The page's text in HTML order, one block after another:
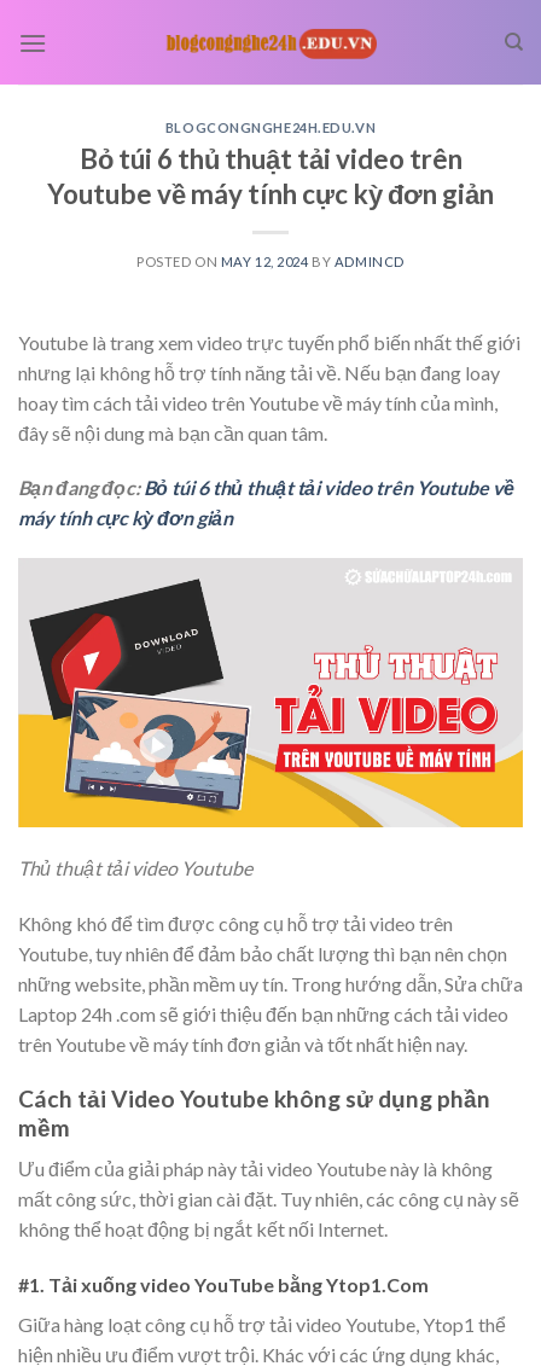
BLOGCONGNGHE24H.EDU.VN
Bỏ túi 6 thủ thuật tải video trên
Youtube về máy tính cực kỳ đơn giản
POSTED ON MAY 12, 2024 BY ADMINCD
Youtube là trang xem video trực tuyến phổ biến nhất thế giới
nhưng lại không hỗ trợ tính năng tải về. Nếu bạn đang loay
hoay tìm cách tải video trên Youtube về máy tính của mình,
đây sẽ nội dung mà bạn cần quan tâm.
Bạn đang đọc:Bỏ túi 6 thủ thuật tải video trên Youtube về
máy tính cực kỳ đơn giản
Thủ thuật tải video Youtube
Không khó để tìm được công cụ hỗ trợ tải video trên
Youtube, tuy nhiên để đảm bảo chất lượng thì bạn nên chọn
những website, phần mềm uy tín. Trong hướng dẫn, Sửa chữa
Laptop 24h .com sẽ giới thiệu đến bạn những cách tải video
trên Youtube về máy tính đơn giản và tốt nhất hiện nay.
Cách tải Video Youtube không sử dụng phần
mềm
Ưu điểm của giải pháp này tải video Youtube này là không
mất công sức, thời gian cài đặt. Tuy nhiên, các công cụ này sẽ
không thể hoạt động bị ngắt kết nối Internet.
#1. Tải xuống video YouTube bằng Ytop1.Com
Giữa hàng loạt công cụ hỗ trợ tải video Youtube, Ytop1 thể
hiện nhiều ưu điểm vượt trội. Khác với các ứng dụng khác,